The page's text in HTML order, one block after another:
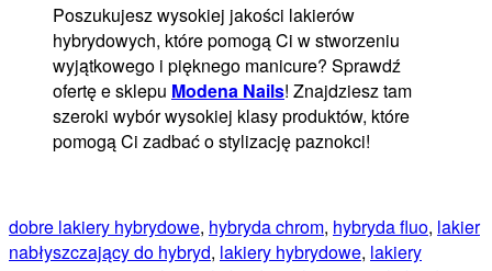
Poszukujesz wysokiej jakości lakierów
hybrydowych, które pomogą Ci w stworzeniu
wyjątkowego i pięknego manicure? Sprawdź
ofertę e sklepu Modena Nails! Znajdziesz tam
szeroki wybór wysokiej klasy produktów, które
pomogą Ci zadbać o stylizację paznokci!
dobre lakiery hybrydowe, hybryda chrom, hybryda fluo, lakier
nabłyszczający do hybryd, lakiery hybrydowe, lakiery